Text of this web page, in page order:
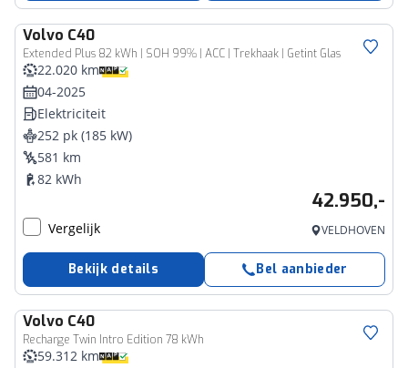
Volvo C40
Extended Plus 82 kWh | SOH 99% | ACC | Trekhaak | Getint Glas
22.020 km
04-2025
Elektriciteit
252 pk (185 kW)
581 km
82 kWh
42.950,-
Vergelijk VELDHOVEN
Bekijk details Bel aanbieder
Volvo C40
Recharge Twin Intro Edition 78 kWh
59.312 km